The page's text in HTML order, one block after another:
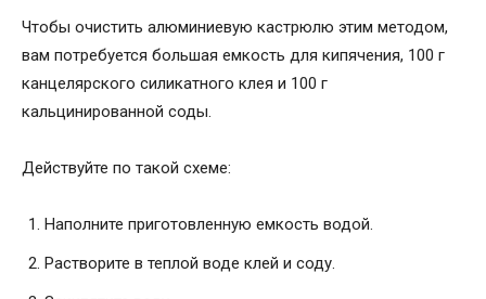
Чтобы очистить алюминиевую кастрюлю этим методом,
вам потребуется большая емкость для кипячения, 100 г
канцелярского силикатного клея и 100 г
кальцинированной соды.
Действуйте по такой схеме:
Наполните приготовленную емкость водой.
Растворите в теплой воде клей и соду.